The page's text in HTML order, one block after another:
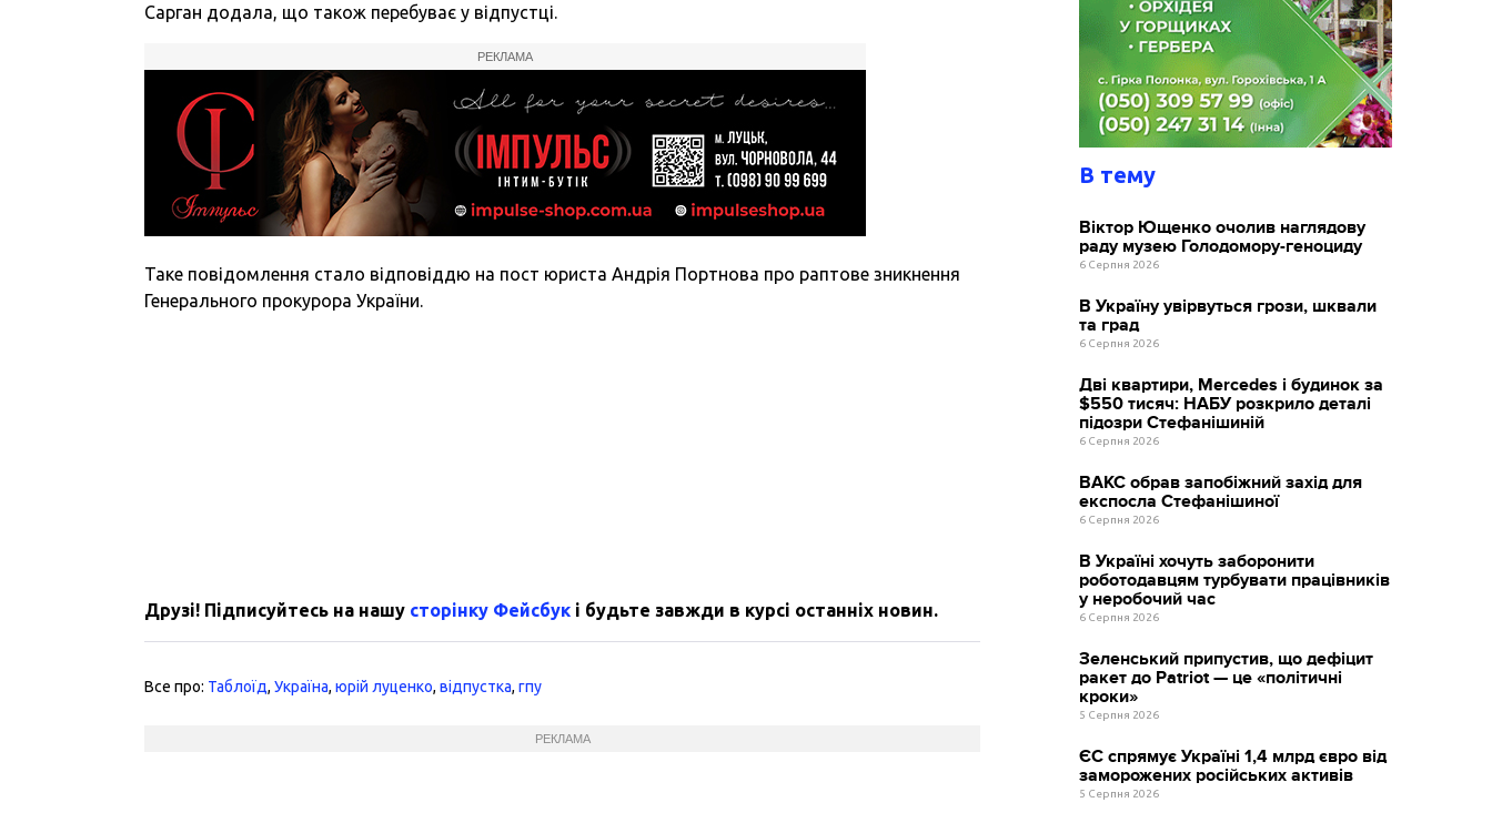
Сарган додала, що також перебуває у відпустці.
РЕКЛАМА
Таке повідомлення стало відповіддю на пост юриста Андрія Портнова про раптове зникнення
Генерального прокурора України.
Друзі! Підписуйтесь на нашу сторінку Фейсбук і будьте завжди в курсі останніх новин.
Все про: Таблоїд,Україна,юрій луценко,відпустка,гпу
РЕКЛАМА
В тему
Віктор Ющенко очолив наглядову
раду музею Голодомору-геноциду
6 Серпня 2026
В Україну увірвуться грози, шквали
та град
6 Серпня 2026
Дві квартири, Mercedes і будинок за
$550 тисяч: НАБУ розкрило деталі
підозри Стефанішиній
6 Серпня 2026
ВАКС обрав запобіжний захід для
експосла Стефанішиної
6 Серпня 2026
В Україні хочуть заборонити
роботодавцям турбувати працівників
у неробочий час
6 Серпня 2026
Зеленський припустив, що дефіцит
ракет до Patriot — це «політичні
кроки»
5 Серпня 2026
ЄС спрямує Україні 1,4 млрд євро від
заморожених російських активів
5 Серпня 2026